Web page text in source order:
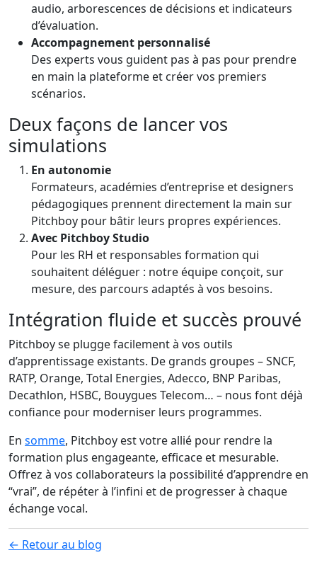
audio, arborescences de décisions et indicateurs
d’évaluation.
Accompagnement personnalisé
Des experts vous guident pas à pas pour prendre
en main la plateforme et créer vos premiers
scénarios.
Deux façons de lancer vos
simulations
En autonomie
Formateurs, académies d’entreprise et designers
pédagogiques prennent directement la main sur
Pitchboy pour bâtir leurs propres expériences.
Avec Pitchboy Studio
Pour les RH et responsables formation qui
souhaitent déléguer : notre équipe conçoit, sur
mesure, des parcours adaptés à vos besoins.
Intégration fluide et succès prouvé
Pitchboy se plugge facilement à vos outils
d’apprentissage existants. De grands groupes – SNCF,
RATP, Orange, Total Energies, Adecco, BNP Paribas,
Decathlon, HSBC, Bouygues Telecom… – nous font déjà
confiance pour moderniser leurs programmes.
En somme, Pitchboy est votre allié pour rendre la
formation plus engageante, efficace et mesurable.
Offrez à vos collaborateurs la possibilité d’apprendre en
“vrai”, de répéter à l’infini et de progresser à chaque
échange vocal.
← Retour au blog